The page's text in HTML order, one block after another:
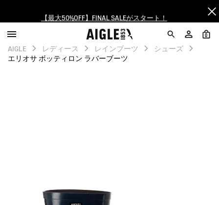
ログイン/会員登録で送料＆返品無料
AIGLE CLUB ポイントサービス終了のお知らせ
0
AIGLE レディース レインブーツ
シューズ
エリオサ ボッティロン ラバーブーツ